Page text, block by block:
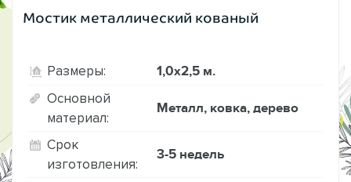
Мостик металлический кованый
Размеры: 1,0х2,5 м.
Основной
материал:
Металл, ковка, дерево
Срок
изготовления:
3-5 недель